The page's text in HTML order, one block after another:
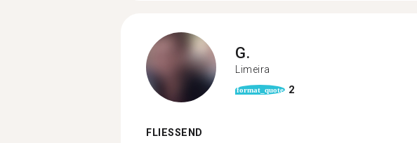
G.
Limeira
format_quote 2
FLIESSEND